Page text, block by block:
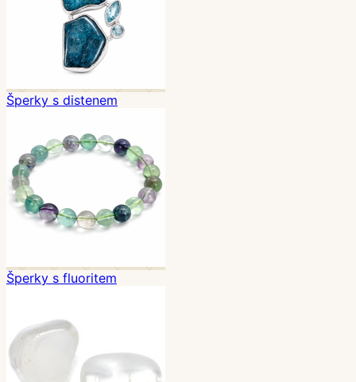
Šperky s distenem
Šperky s fluoritem